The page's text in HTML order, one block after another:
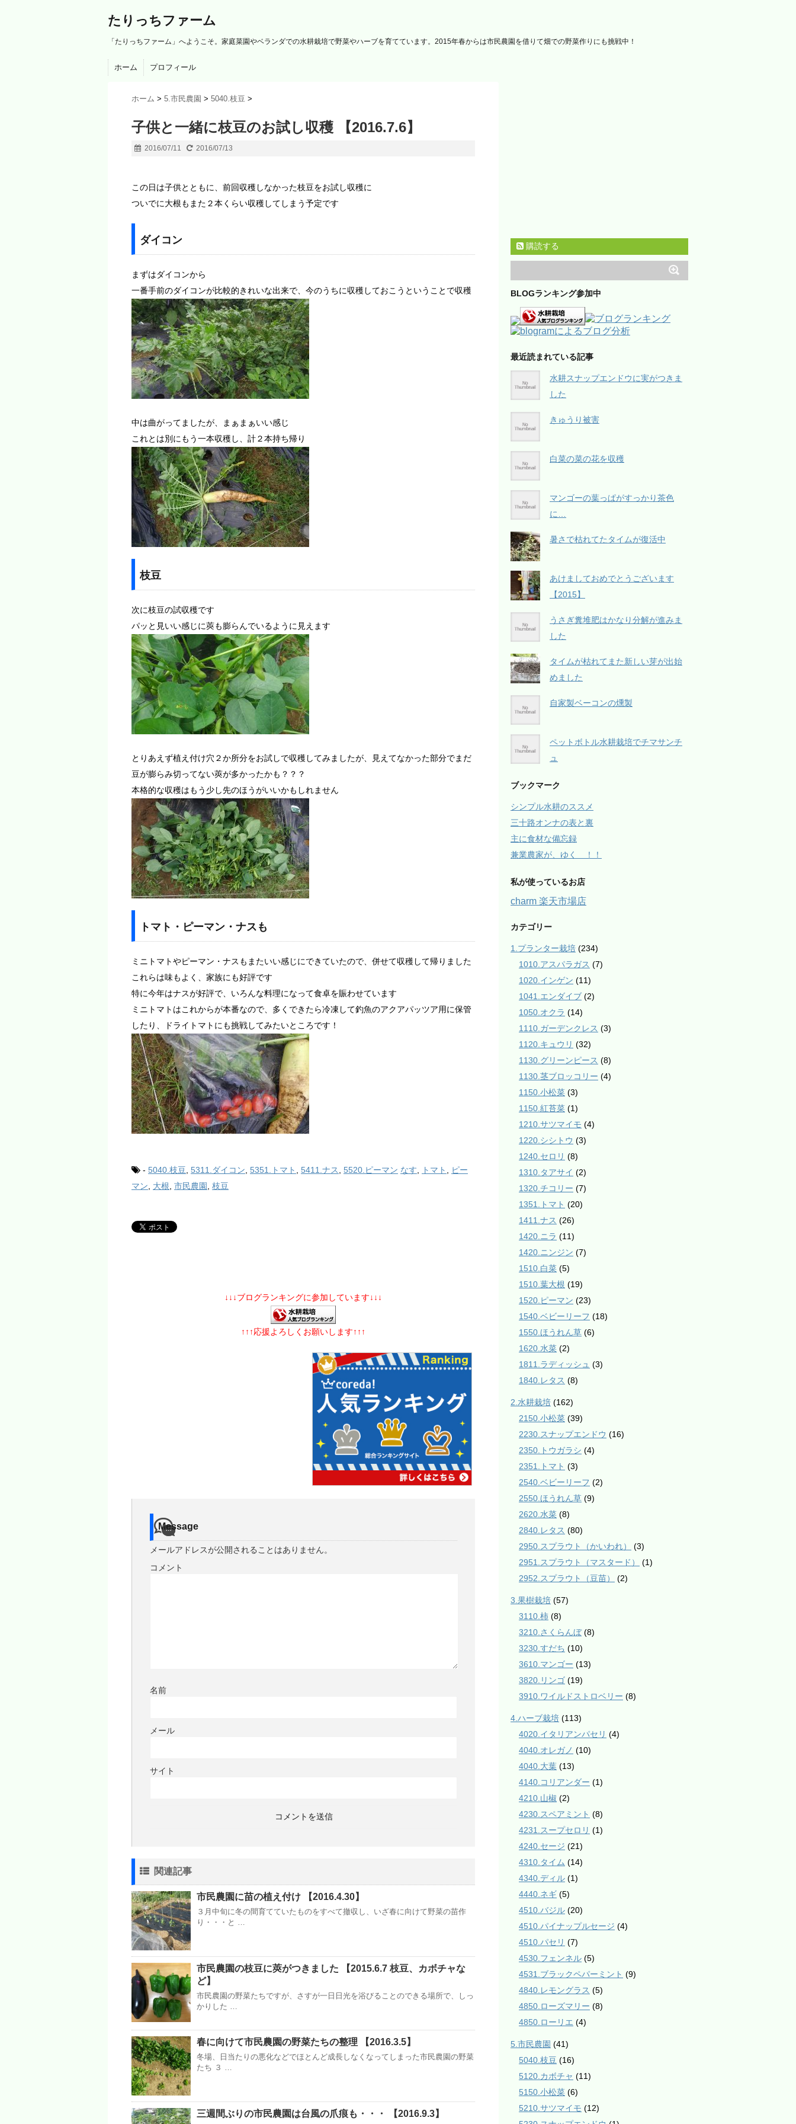
たりっちファーム
「たりっちファーム」へようこそ。家庭菜園やベランダでの水耕栽培で野菜やハーブを育てています。2015年春からは市民農園を借りて畑での野菜作りにも挑戦中！
ホーム プロフィール
ホーム > 5.市民農園 > 5040.枝豆 >
子供と一緒に枝豆のお試し収穫 【2016.7.6】
2016/07/11 2016/07/13
この日は子供とともに、前回収穫しなかった枝豆をお試し収穫に
ついでに大根もまた２本くらい収穫してしまう予定です
ダイコン
まずはダイコンから
一番手前のダイコンが比較的きれいな出来で、今のうちに収穫しておこうということで収穫
中は曲がってましたが、まぁまぁいい感じ
これとは別にもう一本収穫し、計２本持ち帰り
枝豆
次に枝豆の試収穫です
パッと見いい感じに莢も膨らんでいるように見えます
とりあえず植え付け穴２か所分をお試しで収穫してみましたが、見えてなかった部分でまだ
豆が膨らみ切ってない莢が多かったかも？？？
本格的な収穫はもう少し先のほうがいいかもしれません
トマト・ピーマン・ナスも
ミニトマトやピーマン・ナスもまたいい感じにできていたので、併せて収穫して帰りました
これらは味もよく、家族にも好評です
特に今年はナスが好評で、いろんな料理になって食卓を賑わせています
ミニトマトはこれからが本番なので、多くできたら冷凍して釣魚のアクアパッツア用に保管
したり、ドライトマトにも挑戦してみたいところです！
- 5040.枝豆 5311.ダイコン 5351.トマト 5411.ナス 5520.ピーマン なす トマト
ピー
マン
大根 市民農園 枝豆
↓↓↓ブログランキングに参加しています↓↓↓
↑↑↑応援よろしくお願いします↑↑↑
Message
メールアドレスが公開されることはありません。
コメント
名前
メール
サイト
関連記事
市民農園に苗の植え付け 【2016.4.30】
３月中旬に冬の間育てていたものをすべて撤収し、いざ春に向けて野菜の苗作
り・・・と …
市民農園の枝豆に莢がつきました 【2015.6.7 枝豆、カボチャな
ど】
市民農園の野菜たちですが、さすが一日日光を浴びることのできる場所で、しっ
かりした …
春に向けて市民農園の野菜たちの整理 【2016.3.5】
冬場、日当たりの悪化などでほとんど成長しなくなってしまった市民農園の野菜
たち ３ …
三週間ぶりの市民農園は台風の爪痕も・・・ 【2016.9.3】
購読する
BLOGランキング参加中
最近読まれている記事
水耕スナップエンドウに実がつきま
した
きゅうり被害
白菜の菜の花を収穫
マンゴーの葉っぱがすっかり茶色
に…
暑さで枯れてたタイムが復活中
あけましておめでとうございます
【2015】
うさぎ糞堆肥はかなり分解が進みま
した
タイムが枯れてまた新しい芽が出始
めました
自家製ベーコンの燻製
ペットボトル水耕栽培でチマサンチ
ュ
ブックマーク
シンプル水耕のススメ
三十路オンナの表と裏
主に食材な備忘録
兼業農家が、ゆく ！！
私が使っているお店
charm 楽天市場店
カテゴリー
1.プランター栽培 (234)
1010.アスパラガス (7)
1020.インゲン (11)
1041.エンダイブ (2)
1050.オクラ (14)
1110.ガーデンクレス (3)
1120.キュウリ (32)
1130.グリーンピース (8)
1130.茎ブロッコリー (4)
1150.小松菜 (3)
1150.紅苔菜 (1)
1210.サツマイモ (4)
1220.シシトウ (3)
1240.セロリ (8)
1310.タアサイ (2)
1320.チコリー (7)
1351.トマト (20)
1411.ナス (26)
1420.ニラ (11)
1420.ニンジン (7)
1510.白菜 (5)
1510.葉大根 (19)
1520.ピーマン (23)
1540.ベビーリーフ (18)
1550.ほうれん草 (6)
1620.水菜 (2)
1811.ラディッシュ (3)
1840.レタス (8)
2.水耕栽培 (162)
2150.小松菜 (39)
2230.スナップエンドウ (16)
2350.トウガラシ (4)
2351.トマト (3)
2540.ベビーリーフ (2)
2550.ほうれん草 (9)
2620.水菜 (8)
2840.レタス (80)
2950.スプラウト（かいわれ）
(3)
2951.スプラウト（マスタード）
(1)
2952.スプラウト（豆苗）
(2)
3.果樹栽培 (57)
3110.柿 (8)
3210.さくらんぼ(8)
3230.すだち (10)
3610.マンゴー (13)
3820.リンゴ (19)
3910.ワイルドストロベリー (8)
4.ハーブ栽培 (113)
4020.イタリアンパセリ (4)
4040.オレガノ (10)
4040.大葉 (13)
4140.コリアンダー (1)
4210.山椒 (2)
4230.スペアミント (8)
4231.スープセロリ (1)
4240.セージ (21)
4310.タイム (14)
4340.ディル (1)
4440.ネギ (5)
4510.バジル (20)
4510.パイナップルセージ (4)
4510.パセリ (7)
4530.フェンネル (5)
4531.ブラックペパーミント (9)
4840.レモングラス (5)
4850.ローズマリー (8)
4850.ローリエ (4)
5.市民農園 (41)
5040.枝豆 (16)
5120.カボチャ (11)
5150.小松菜 (6)
5210.サツマイモ (12)